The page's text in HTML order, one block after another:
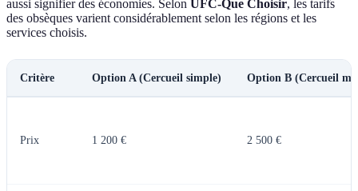
aussi signifier des économies. Selon UFC-Que Choisir, les tarifs
des obsèques varient considérablement selon les régions et les
services choisis.
Critère Option A (Cercueil simple) Option B (Cercueil
Prix 1 200 € 2 500 €